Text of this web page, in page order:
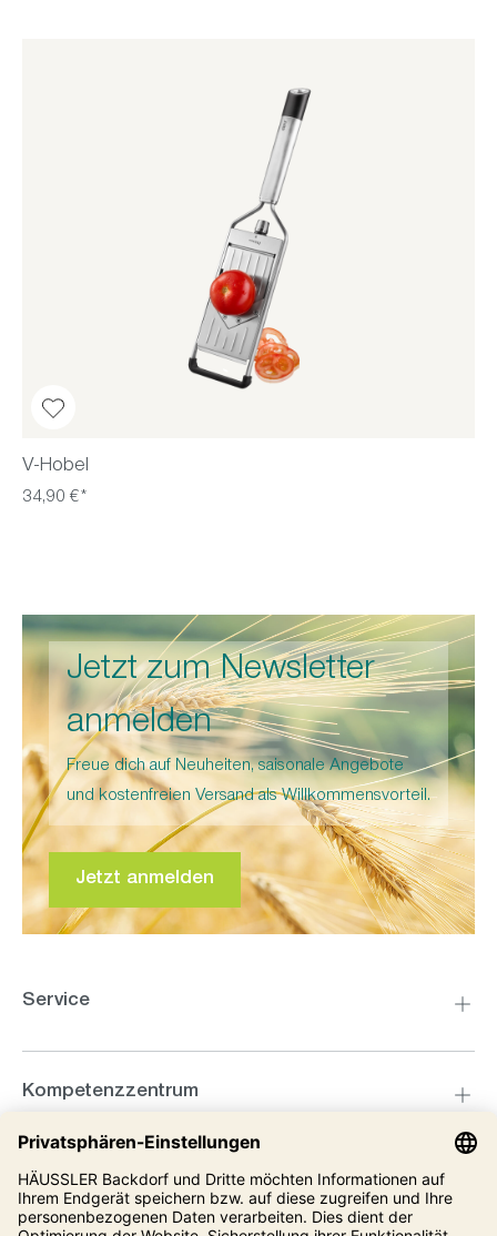
V-Hobel
34,90 €*
Jetzt zum Newsletter
anmelden
Freue dich auf Neuheiten, saisonale Angebote
und kostenfreien Versand als Willkommensvorteil.
Jetzt anmelden
Service
Kompetenzzentrum
Informationen